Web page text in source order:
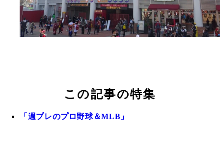
この記事の特集
「週プレのプロ野球＆MLB」